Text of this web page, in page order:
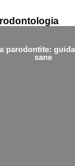
parodontite:
sane